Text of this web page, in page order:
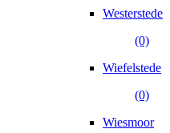
Westerstede
(0)
Wiefelstede
(0)
Wiesmoor